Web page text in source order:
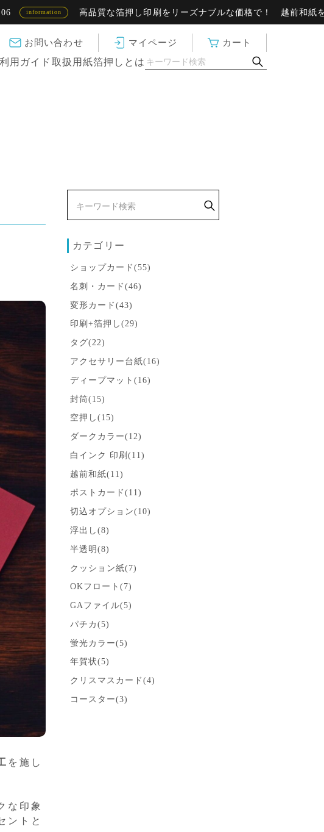
高品質な箔押し印刷をリーズナブルな価格で！ 越前和紙をはじめ、風
お問い合わせ マイページ カート
用ガイド 取扱用紙箔押しとは
を施し
な印象
ントと
カテゴリー
ショップカード(55)
名刺・カード(46)
変形カード(43)
印刷+箔押し(29)
タグ(22)
アクセサリー台紙(16)
ディープマット(16)
封筒(15)
空押し(15)
ダークカラー(12)
白インク 印刷(11)
越前和紙(11)
ポストカード(11)
切込オプション(10)
浮出し(8)
半透明(8)
クッション紙(7)
OKフロート(7)
GAファイル(5)
パチカ(5)
蛍光カラー(5)
年賀状(5)
クリスマスカード(4)
コースター(3)